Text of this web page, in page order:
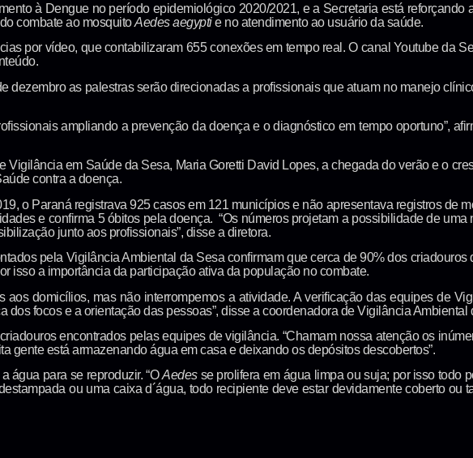
à Dengue no período epidemiológico 2020/2021, e a Secretaria está reforçando
combate ao mosquitoAedes aegyptie no atendimento ao usuário da saúde.
por vídeo, que contabilizaram 655 conexões em tempo real. O canal Youtube da
dezembro as palestras serão direcionadas a profissionais que atuam no manejo
ampliando a prevenção da doença e o diagnóstico em tempo oportuno”,
Vigilância em Saúde da Sesa, Maria Goretti David Lopes, a chegada do verão e o
contra a doença.
o Paraná registrava 925 casos em 121 municípios e não apresentava registros de
e confirma 5 óbitos pela doença. “Os números projetam a possibilidade de
junto aos profissionais”, disse a diretora.
pela Vigilância Ambiental da Sesa confirmam que cerca de 90% dos criadouros
isso a importância da participação ativa da população no combate.
aos domicílios, mas não interrompemos a atividade. A verificação das equipes de
dos focos e a orientação das pessoas”, disse a coordenadora de Vigilância Ambiental
encontrados pelas equipes de vigilância. “Chamam nossa atenção os
gente está armazenando água em casa e deixando os depósitos descobertos”.
água para se reproduzir. “OAedesse prolifera em água limpa ou suja; por isso todo
ou uma caixa d´água, todo recipiente deve estar devidamente coberto ou